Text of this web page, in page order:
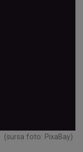
(sursa foto: PixaBay)